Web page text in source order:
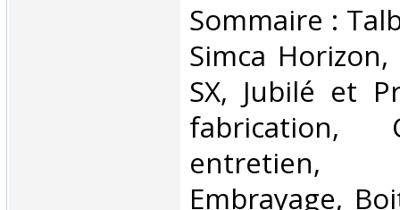
‎Sommaire :
Simca Horizon,
SX, Jubilé et
fabrication,
Embrayage,